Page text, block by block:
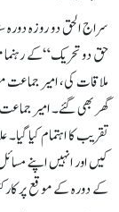
سراج الحق دو روزہ
حق دو تحریک“کے رہنما
ملاقات کی، امیر
گھر بھی گئے۔ امیر
تقریب کا اہتمام کیا
کیں اور انہیں اپنے
کے دورہ کے موقع پر